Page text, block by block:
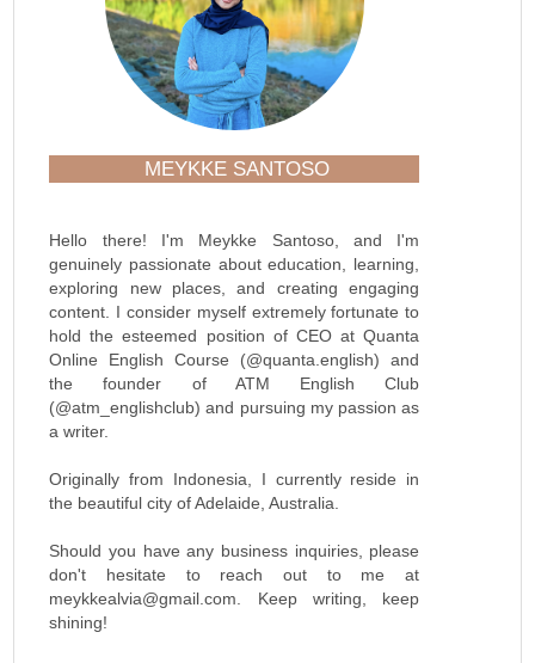
MEYKKE SANTOSO
Hello there! I'm Meykke Santoso, and I'm
genuinely passionate about education, learning,
exploring new places, and creating engaging
content. I consider myself extremely fortunate to
hold the esteemed position of CEO at Quanta
Online English Course (@quanta.english) and
the founder of ATM English Club
(@atm_englishclub) and pursuing my passion as
a writer.
Originally from Indonesia, I currently reside in
the beautiful city of Adelaide, Australia.
Should you have any business inquiries, please
don't hesitate to reach out to me at
meykkealvia@gmail.com. Keep writing, keep
shining!